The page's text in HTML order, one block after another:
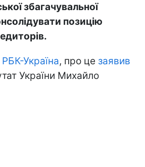
збагачувальної
позицію
РБК-Україна, про це заявив
України Михайло